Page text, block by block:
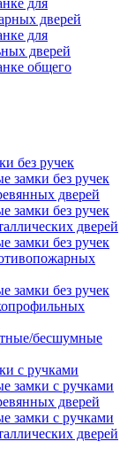
для
дверей
для
дверей
общего
без ручек
замки без ручек
дверей
замки без ручек
дверей
замки без ручек
замки без ручек
бесшумные
с ручками
замки с ручками
дверей
замки с ручками
дверей